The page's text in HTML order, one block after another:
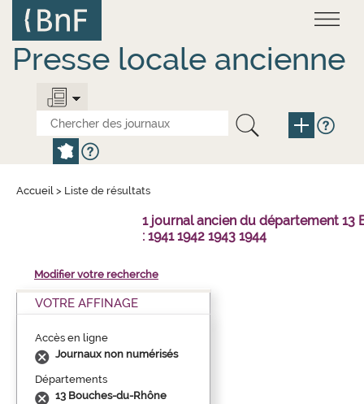
contenu
principal
Presse locale ancienne
Accueil > Liste de résultats
1 journal ancien du département
: 1941 1942 1943 1944
Modifier votre recherche
VOTRE AFFINAGE
Accès en ligne
Journaux non numérisés
Départements
13 Bouches-du-Rhône
Panneau de gestion des cookies